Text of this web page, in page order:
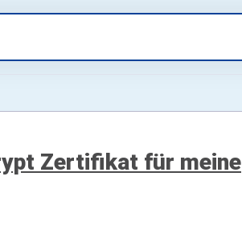
Zertifikat für meine